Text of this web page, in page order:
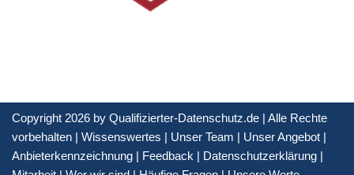
Copyright 2026 by Qualifizierter-Datenschutz.de | Alle Rechte
vorbehalten | Wissenswertes | Unser Team | Unser Angebot |
Anbieterkennzeichnung | Feedback | Datenschutzerklärung |